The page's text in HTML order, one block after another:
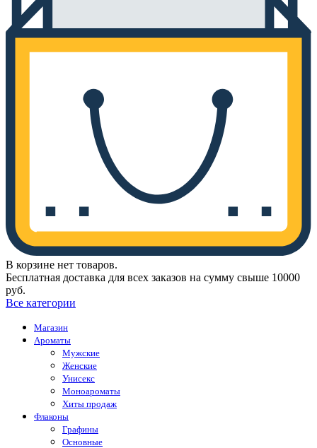
В корзине нет товаров.
Бесплатная доставка для всех заказов на сумму свыше 10000
руб.
Все категории
Магазин
Ароматы
Мужские
Женские
Унисекс
Моноароматы
Хиты продаж
Флаконы
Графины
Основные